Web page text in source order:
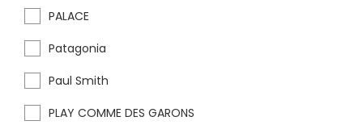
PALACE
Patagonia
Paul Smith
PLAY COMME DES GARONS